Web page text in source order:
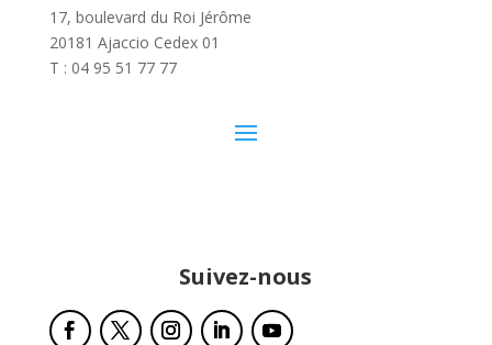
17, boulevard du Roi Jérôme
20181 Ajaccio Cedex 01
T : 04 95 51 77 77
Suivez-nous